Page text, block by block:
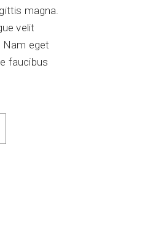
magna.
velit
Nam eget
faucibus